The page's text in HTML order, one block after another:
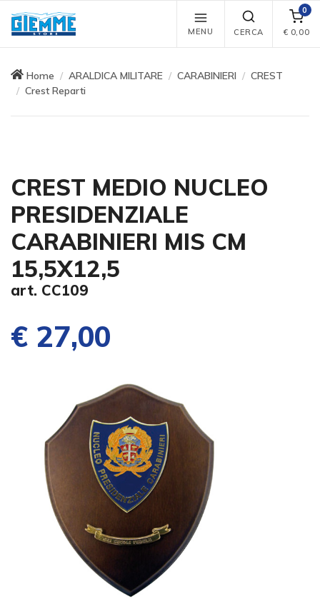
MENU CERCA
0
€ 0,00
Home ARALDICA MILITARE CARABINIERI
CREST
Crest Reparti
CREST MEDIO NUCLEO
PRESIDENZIALE
CARABINIERI MIS CM
15,5X12,5
art. CC109
€ 27,00